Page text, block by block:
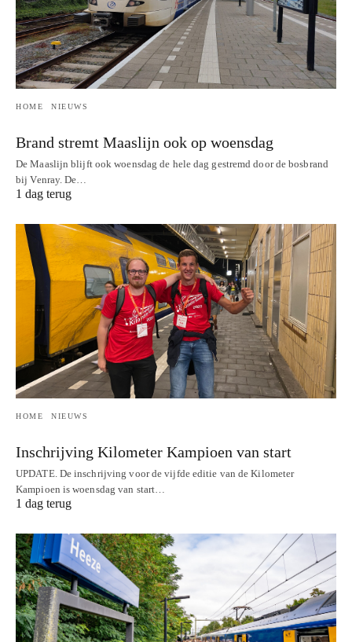
HOME NIEUWS
Brand stremt Maaslijn ook op woensdag
De Maaslijn blijft ook woensdag de hele dag gestremd door de bosbrand
bij Venray. De…
1 dag terug
HOME NIEUWS
Inschrijving Kilometer Kampioen van start
UPDATE. De inschrijving voor de vijfde editie van de Kilometer
Kampioen is woensdag van start…
1 dag terug